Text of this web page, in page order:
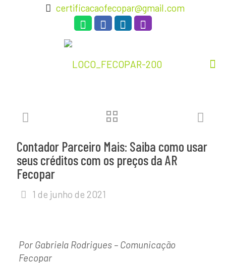
certificacaofecopar@gmail.com
Contador Parceiro Mais: Saiba como usar
seus créditos com os preços da AR
Fecopar
1 de junho de 2021
Por Gabriela Rodrigues – Comunicação
Fecopar